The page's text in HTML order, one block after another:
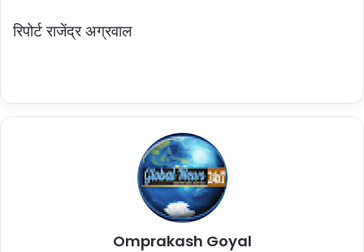
रिपोर्ट राजेंद्र अग्रवाल
Omprakash Goyal